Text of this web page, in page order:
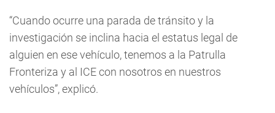
“Cuando ocurre una parada de tránsito y la
investigación se inclina hacia el estatus legal de
alguien en ese vehículo, tenemos a la Patrulla
Fronteriza y al ICE con nosotros en nuestros
vehículos”, explicó.